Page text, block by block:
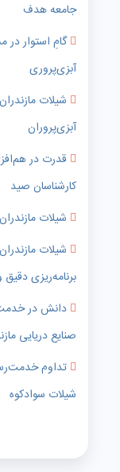
جامعه هدف
گامِ استوار در
آبزی‌پروری
شیلات
آبزی‌پروران
قدرت در
کارشناسان صید
شیلات
شیلات
برنامه‌ریزی
دانش در خدمت
صنایع دریایی
تداوم
شیلات سوادکوه